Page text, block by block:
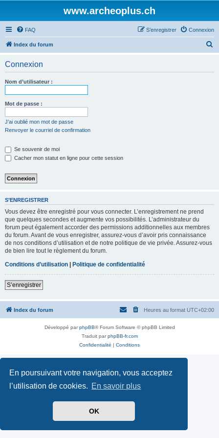
En poursuivant votre navigation, vous acceptez
l’utilisation de cookies. En savoir plus
OK
www.archeoplus.ch
FAQ Connexion
S’enregistrer
Index du forum
Connexion
Nom d’utilisateur :
Mot de passe :
J’ai oublié mon mot de passe
Renvoyer le courriel de confirmation
Se souvenir de moi
Cacher mon statut en ligne pour cette session
S’ENREGISTRER
Vous devez être enregistré pour vous connecter. L’enregistrement ne prend
que quelques secondes et augmente vos possibilités. L’administrateur du
forum peut également accorder des permissions additionnelles aux membres
du forum. Avant de vous enregistrer, assurez-vous d’avoir pris connaissance
de nos conditions d’utilisation et de notre politique de vie privée. Assurez-vous
de bien lire tout le règlement du forum.
Conditions d’utilisation | Politique de confidentialité
S’enregistrer
Index du forum Heures au format UTC+02:00
Développé parphpBB® Forum Software © phpBB Limited
Traduit parphpBB-fr.com
Confidentialité | Conditions